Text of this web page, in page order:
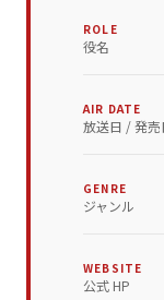
ROLE
役名
AIR DATE
放送日 / 発売
GENRE
ジャンル
WEBSITE
公式 HP